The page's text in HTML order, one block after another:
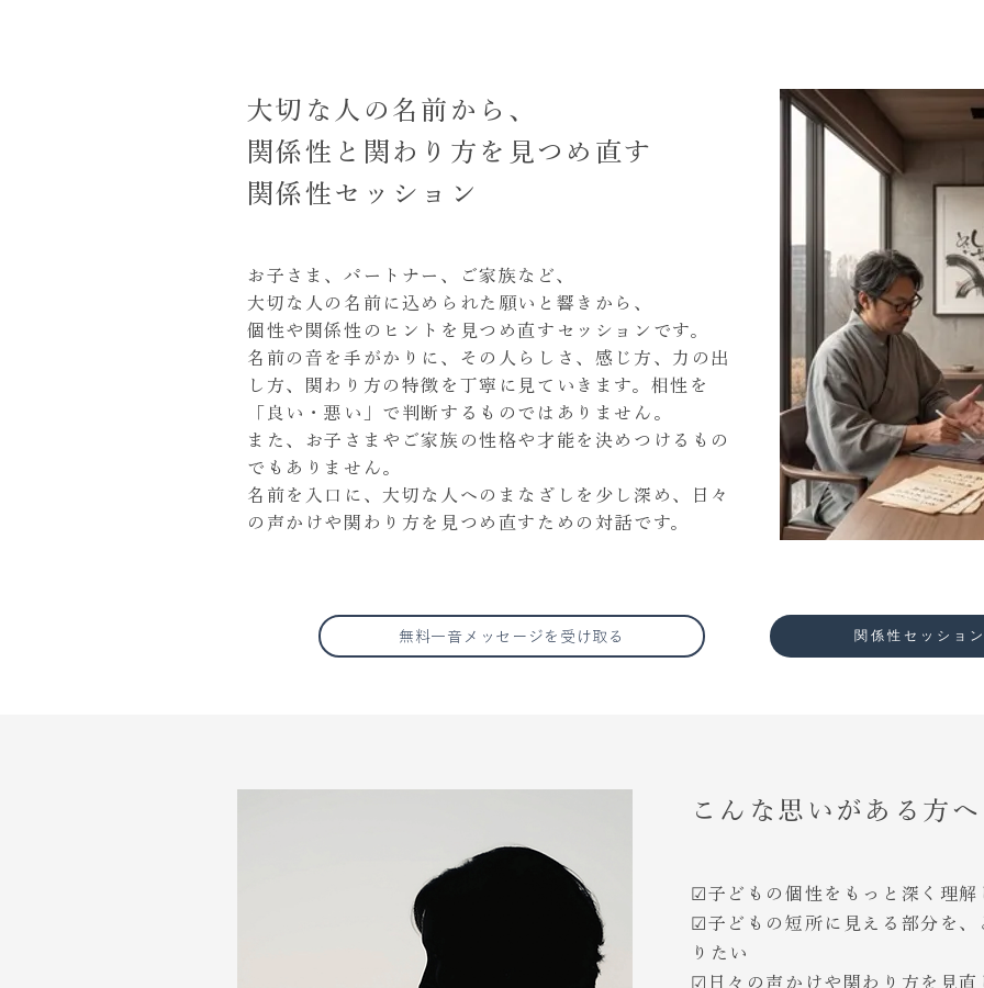
大切な人の名前から、
関係性と関わり方を見つめ直す
関係性セッション
お子さま、パートナー、ご家族など、
大切な人の名前に込められた願いと響きから、
個性や関係性のヒントを見つめ直すセッションです。
名前の音を手がかりに、その人らしさ、感じ方、力の出
し方、関わり方の特徴を丁寧に見ていきます。相性を
「良い・悪い」で判断するものではありません。
また、お子さまやご家族の性格や才能を決めつけるもの
でもありません。
名前を入口に、大切な人へのまなざしを少し深め、日々
の声かけや関わり方を見つめ直すための対話です。
無料一音メッセージを受け取る 関係性セッショ
​こんな思いがある方へ
☑︎子どもの個性をもっと深く理解
☑︎子どもの短所に見える部分を、
りたい
☑︎日々の声かけや関わり方を見直